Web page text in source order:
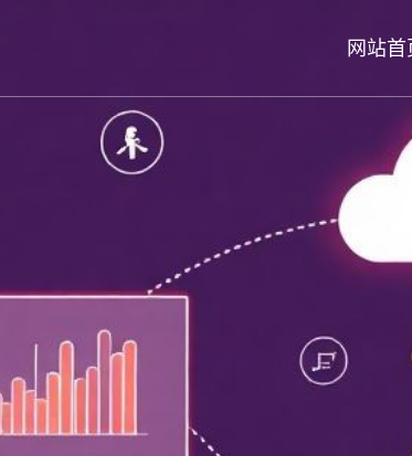
网站首